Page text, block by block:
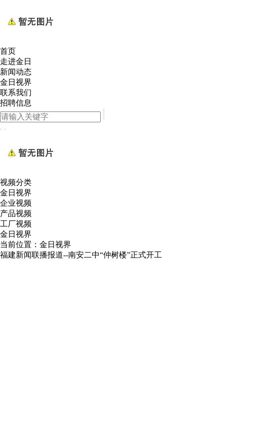
首页
走进金日
新闻动态
金日视界
联系我们
招聘信息
视频分类
金日视界
企业视频
产品视频
工厂视频
金日视界
当前位置： 金日视界
福建新闻联播报道--南安二中“仲树楼”正式开工